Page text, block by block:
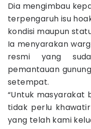
Dia mengimbau
terpengaruh isu
kondisi maupun
Ia menyarakan
resmi yang
pemantauan
setempat.
“Untuk masyarakat
tidak perlu
yang telah kami